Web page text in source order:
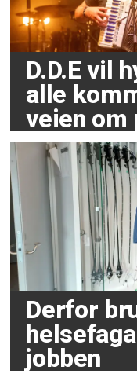
D.D.E vil
alle
veien om
Derfor
jobben